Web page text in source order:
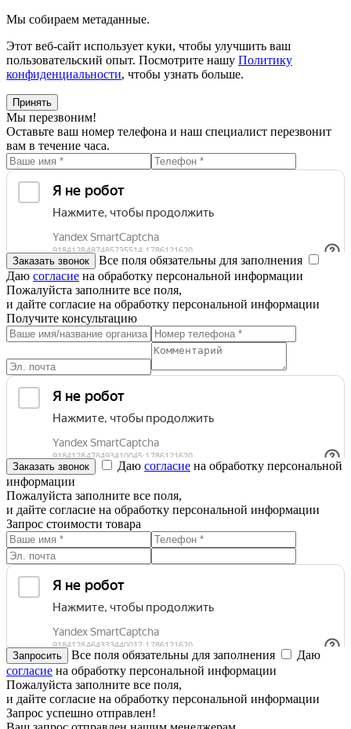
Мы собираем метаданные.
Этот веб-сайт использует куки, чтобы улучшить ваш
пользовательский опыт. Посмотрите нашу Политику
конфиденциальности, чтобы узнать больше.
Принять
Мы перезвоним!
Оставьте ваш номер телефона и наш специалист перезвонит
вам в течение часа.
Все поля обязательны для заполнения
Даю согласие на обработку персональной информации
Пожалуйста заполните все поля,
и дайте согласие на обработку персональной информации
Получите консультацию
Даю согласие на обработку персональной
информации
Пожалуйста заполните все поля,
и дайте согласие на обработку персональной информации
Запрос стоимости товара
Все поля обязательны для заполнения
Даю
согласие на обработку персональной информации
Пожалуйста заполните все поля,
и дайте согласие на обработку персональной информации
Запрос успешно отправлен!